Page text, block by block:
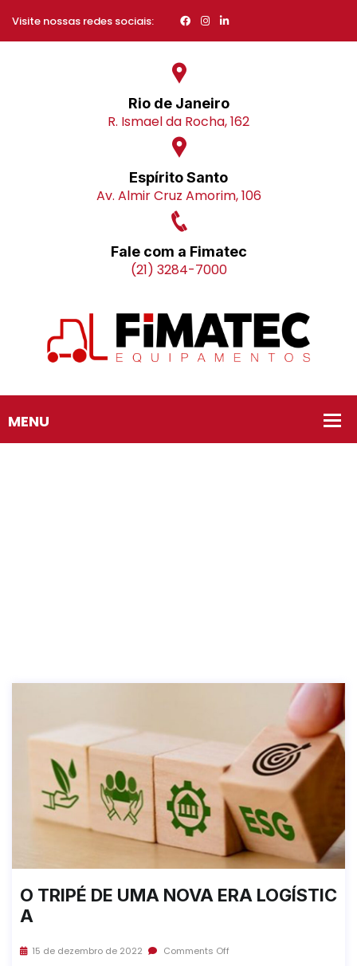
Visite nossas redes sociais:
Rio de Janeiro
R. Ismael da Rocha, 162
Espírito Santo
Av. Almir Cruz Amorim, 106
Fale com a Fimatec
(21) 3284-7000
O TRIPÉ DE UMA NOVA ERA LOGÍSTIC
A
15 de dezembro de 2022 Comments Off